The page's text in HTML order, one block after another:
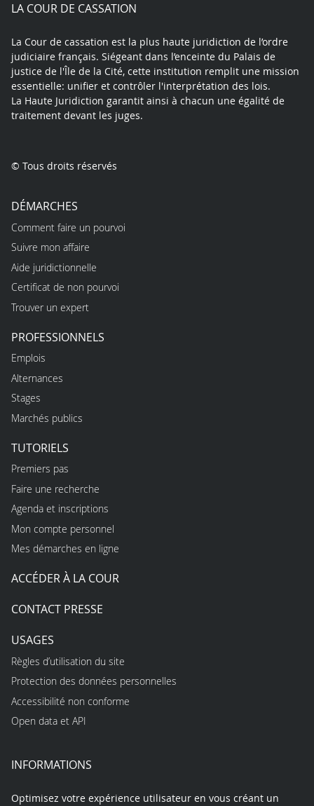
LA COUR DE CASSATION
La Cour de cassation est la plus haute juridiction de l’ordre
judiciaire français. Siégeant dans l’enceinte du Palais de
justice de l'Île de la Cité, cette institution remplit une mission
essentielle: unifier et contrôler l'interprétation des lois.
La Haute Juridiction garantit ainsi à chacun une égalité de
traitement devant les juges.
© Tous droits réservés
DÉMARCHES
Comment faire un pourvoi
Suivre mon affaire
Aide juridictionnelle
Certificat de non pourvoi
Trouver un expert
PROFESSIONNELS
Emplois
Alternances
Stages
Marchés publics
TUTORIELS
Premiers pas
Faire une recherche
Agenda et inscriptions
Mon compte personnel
Mes démarches en ligne
ACCÉDER À LA COUR
CONTACT PRESSE
USAGES
Règles d’utilisation du site
Protection des données personnelles
Accessibilité non conforme
Open data et API
INFORMATIONS
Optimisez votre expérience utilisateur en vous créant un